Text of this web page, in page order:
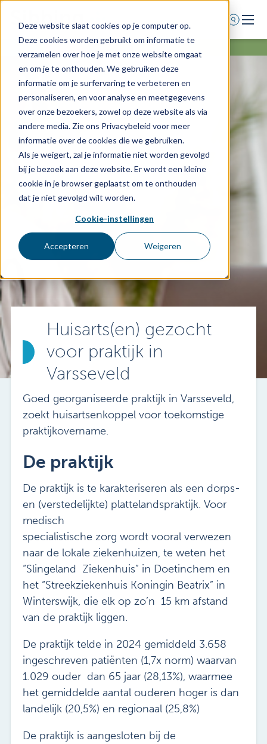
Deze website slaat cookies op je computer op.
Deze cookies worden gebruikt om informatie te
verzamelen over hoe je met onze website omgaat
en om je te onthouden. We gebruiken deze
informatie om je surfervaring te verbeteren en
personaliseren, en voor analyse en meetgegevens
over onze bezoekers, zowel op deze website als via
andere media. Zie ons Privacybeleid voor meer
informatie over de cookies die we gebruiken.
Als je weigert, zal je informatie niet worden gevolgd
bij je bezoek aan deze website. Er wordt een kleine
cookie in je browser geplaatst om te onthouden
dat je niet gevolgd wilt worden.
Cookie-instellingen
Accepteren Weigeren
Home
Voor wie
Diensten
Agenda
Over ons
Schade melden
Afspraak maken
0318 - 544 044
Nieuws
Mijn Sibbing
Huisarts(en) gezocht
voor praktijk in
Varsseveld
Goed georganiseerde praktijk in Varsseveld,
zoekt huisartsenkoppel voor toekomstige
praktijkovername.
De praktijk
De praktijk is te karakteriseren als een dorps-
en (verstedelijkte) plattelandspraktijk. Voor
medisch
specialistische zorg wordt vooral verwezen
naar de lokale ziekenhuizen, te weten het
“Slingeland Ziekenhuis” in Doetinchem en
het “Streekziekenhuis Koningin Beatrix” in
Winterswijk, die elk op zo’n 15 km afstand
van de praktijk liggen.
De praktijk telde in 2024 gemiddeld 3.658
ingeschreven patiënten (1,7x norm) waarvan
1.029 ouder dan 65 jaar (28,13%), waarmee
het gemiddelde aantal ouderen hoger is dan
landelijk (20,5%) en regionaal (25,8%)
De praktijk is aangesloten bij de